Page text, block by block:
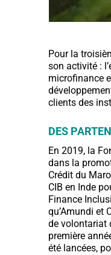
Pour la
son activité :
microfinance
clients des
DES
En 2019, la
dans la
Crédit du
CIB en Inde
Finance
qu’Amundi et
de volontariat
première
été lancées,